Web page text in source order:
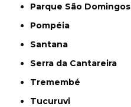
Parque São Domingos
Pompéia
Santana
Serra da Cantareira
Tremembé
Tucuruvi